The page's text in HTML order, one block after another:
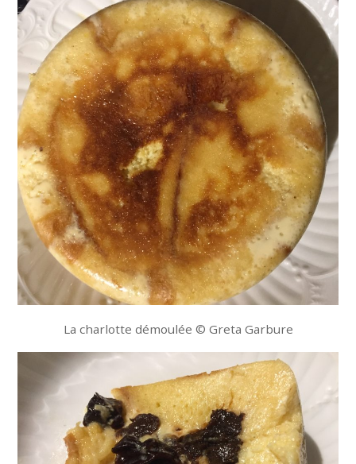
La charlotte démoulée © Greta Garbure